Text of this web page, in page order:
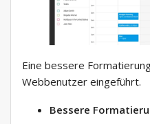
Eine bessere
Webbenutzer eingeführt.
Bessere